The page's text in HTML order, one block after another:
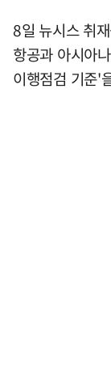
8일 뉴시스 취
항공과 아시아
이행점검 기준'